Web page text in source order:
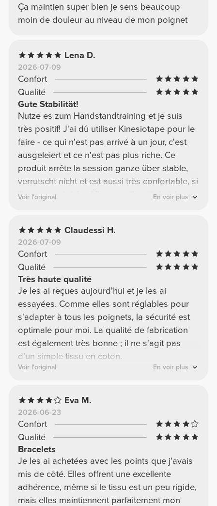
Ça maintien super bien je sens beaucoup
moin de douleur au niveau de mon poignet
Lena D.
2026-07-09
Confort
Qualité
Gute Stabilität!
Nutze es zum Handstandtraining et je suis
très positif! J'ai dû utiliser Kinesiotape pour le
faire - ce qui n'est pas arrivé à un jour, c'est
ausgeleiert et ce n'est pas plus riche. Ce
produit arrête la session ganze über stable,
verrutscht nicht et est aussi très confortable, si
l'homme est riche. Überzeugt! - würde ich
Voir l'original En voir plus
Claudessi H.
2026-07-09
Confort
Qualité
Très haute qualité
Je les ai reçues aujourd'hui et je les ai
essayées. Comme elles sont réglables pour
s'adapter à tous les poignets, la sécurité est
optimale pour moi. La qualité de fabrication
est également très bonne ; il ne s'agit pas
d'un simple tissu en coton.
Voir l'original En voir plus
Eva M.
2026-06-23
Confort
Qualité
Bracelets
Je les ai achetées avec les points que j'avais
mis de côté. Elles offrent une excellente
adhérence, même si le tissu est un peu rigide,
mais elles maintiennent parfaitement mon